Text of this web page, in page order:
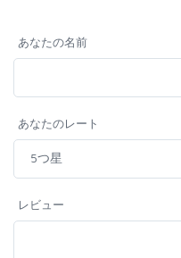
あなたの名前
あなたのレート
レビュー